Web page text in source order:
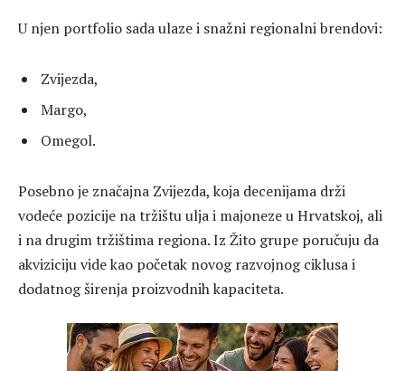
U njen portfolio sada ulaze i snažni regionalni brendovi:
Zvijezda,
Margo,
Omegol.
Posebno je značajna Zvijezda, koja decenijama drži
vodeće pozicije na tržištu ulja i majoneze u Hrvatskoj, ali
i na drugim tržištima regiona. Iz Žito grupe poručuju da
akviziciju vide kao početak novog razvojnog ciklusa i
dodatnog širenja proizvodnih kapaciteta.